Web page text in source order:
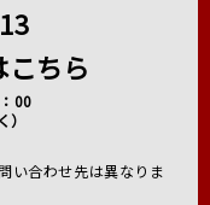
ちら
00
い合わせ先は異なりま